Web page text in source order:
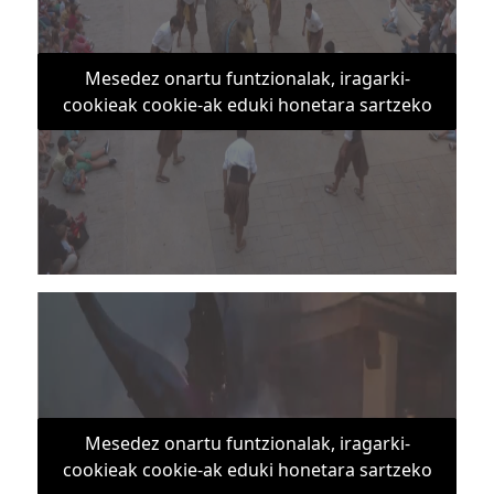
Mesedez onartu funtzionalak, iragarki-
cookieak cookie-ak eduki honetara sartzeko
Mesedez onartu funtzionalak, iragarki-
cookieak cookie-ak eduki honetara sartzeko